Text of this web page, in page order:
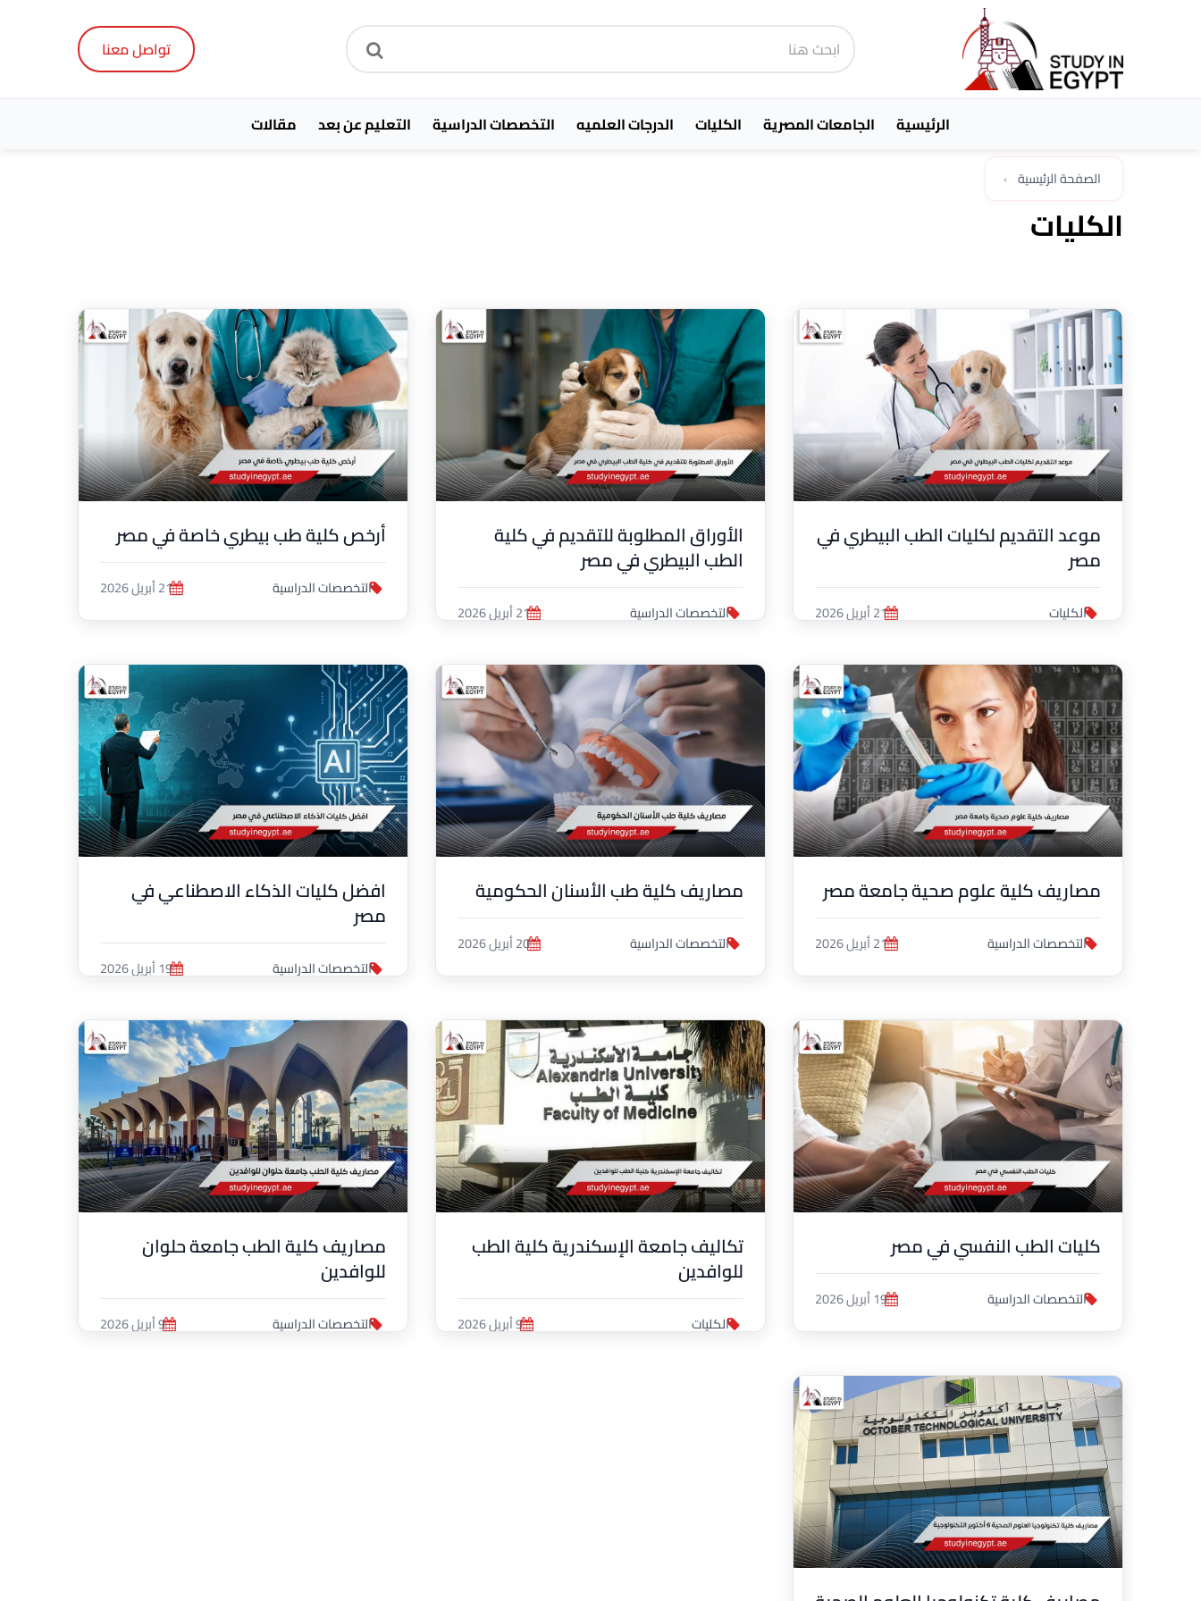
تواصل معنا
الرئيسية الجامعات المصرية الكليات الدرجات العلميه التخصصات الدراسية التعليم عن بعد مقالات
الصفحة الرئيسية ›
الكليات
موعد التقديم لكليات الطب البيطري في
مصر
الكليات 21 أبريل 2026
الأوراق المطلوبة للتقديم في كلية
الطب البيطري في مصر
التخصصات الدراسية 21 أبريل 2026
أرخص كلية طب بيطري خاصة في مصر
التخصصات الدراسية 21 أبريل 2026
مصاريف كلية علوم صحية جامعة مصر
التخصصات الدراسية 21 أبريل 2026
مصاريف كلية طب الأسنان الحكومية
التخصصات الدراسية 20 أبريل 2026
افضل كليات الذكاء الاصطناعي في
مصر
التخصصات الدراسية 19 أبريل 2026
كليات الطب النفسي في مصر
التخصصات الدراسية 19 أبريل 2026
تكاليف جامعة الإسكندرية كلية الطب
للوافدين
الكليات 9 أبريل 2026
مصاريف كلية الطب جامعة حلوان
للوافدين
التخصصات الدراسية 9 أبريل 2026